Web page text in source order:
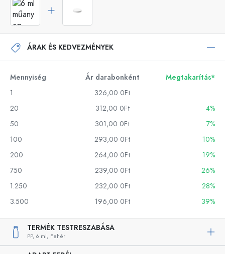
ÁRAK ÉS KEDVEZMÉNYEK
Mennyiség Ár darabonként
Megtakarítás*
1
326,00 0Ft
20
312,00 0Ft
4%
50
301,00 0Ft
7%
100
293,00 0Ft
10%
200
264,00 0Ft
19%
750
239,00 0Ft
26%
1.250
232,00 0Ft
28%
3.500
196,00 0Ft 39%
TERMÉK TESTRESZABÁSA
PP, 6 ml, Fehér